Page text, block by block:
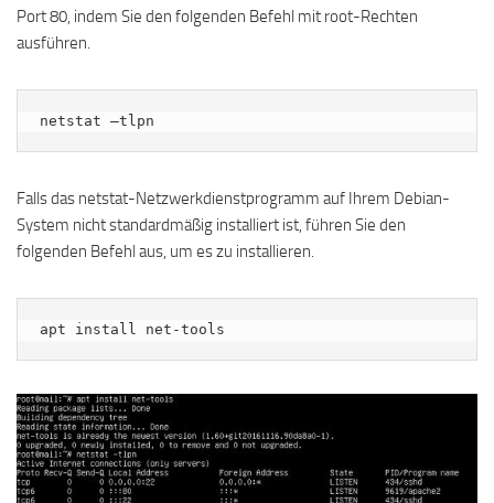
Port 80, indem Sie den folgenden Befehl mit root-Rechten
ausführen.
netstat –tlpn
Falls das netstat-Netzwerkdienstprogramm auf Ihrem Debian-
System nicht standardmäßig installiert ist, führen Sie den
folgenden Befehl aus, um es zu installieren.
apt install net-tools